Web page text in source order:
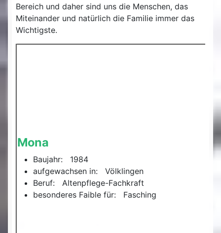
Bereich und daher sind uns die Menschen, das
Miteinander und natürlich die Familie immer das
Wichtigste.
Mona
Baujahr: 1984
aufgewachsen in: Völklingen
Beruf: Altenpflege-Fachkraft
besonderes Faible für: Fasching